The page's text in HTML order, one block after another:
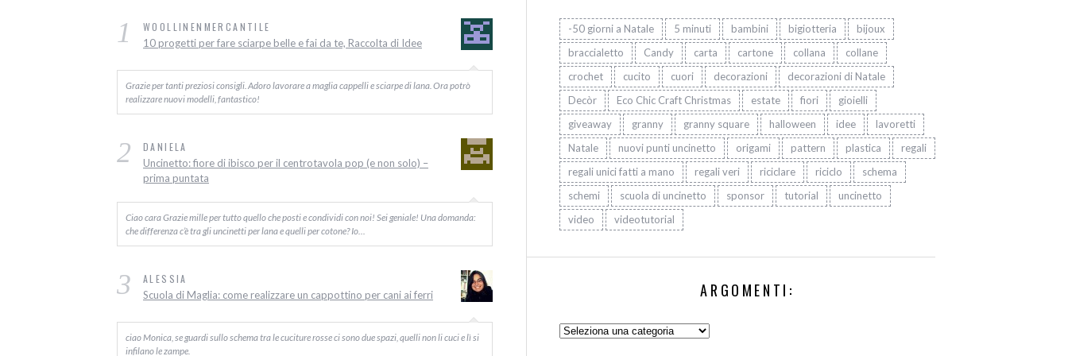
1 WOOLLINENMERCANTILE
10 progetti per fare sciarpe belle e fai da te, Raccolta di Idee
Grazie per tanti preziosi consigli. Adoro lavorare a maglia cappelli e sciarpe di lana. Ora potrò
realizzare nuovi modelli, fantastico!
2 DANIELA
Uncinetto: fiore di ibisco per il centrotavola pop (e non solo) –
prima puntata
Ciao cara Grazie mille per tutto quello che posti e condividi con noi! Sei geniale! Una domanda:
che differenza c’è tra gli uncinetti per lana e quelli per cotone? Io…
3 ALESSIA
Scuola di Maglia: come realizzare un cappottino per cani ai ferri
ciao Monica, se guardi sullo schema tra le cuciture rosse ci sono due spazi, quelli non li cuci e lì si
infilano le zampe.
-50 giorni a Natale 5 minuti bambini bigiotteria
bijoux
braccialetto
Candy carta cartone collana
collane
crochet
cucito cuori decorazioni
decorazioni di Natale
Decòr
Eco Chic Craft Christmas estate fiori
gioielli
giveaway
granny granny square halloween idee
lavoretti
Natale
nuovi punti uncinetto origami pattern plastica
regali
regali unici fatti a mano
regali veri riciclare riciclo
schema
schemi
scuola di uncinetto sponsor tutorial
uncinetto
video
videotutorial
ARGOMENTI:
Argomenti: